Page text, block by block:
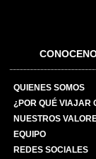
QUIENES SOMOS
¿POR QUÉ VIAJAR
NUESTROS
EQUIPO
REDES SOCIALES